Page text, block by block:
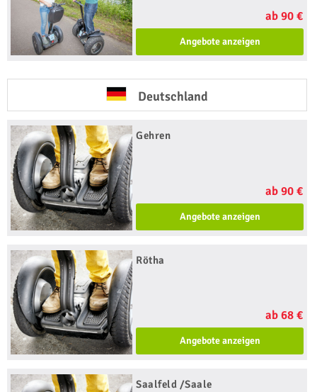
ab 90 €
Angebote anzeigen
Deutschland
Gehren
ab 90 €
Angebote anzeigen
Rötha
ab 68 €
Angebote anzeigen
Saalfeld /Saale